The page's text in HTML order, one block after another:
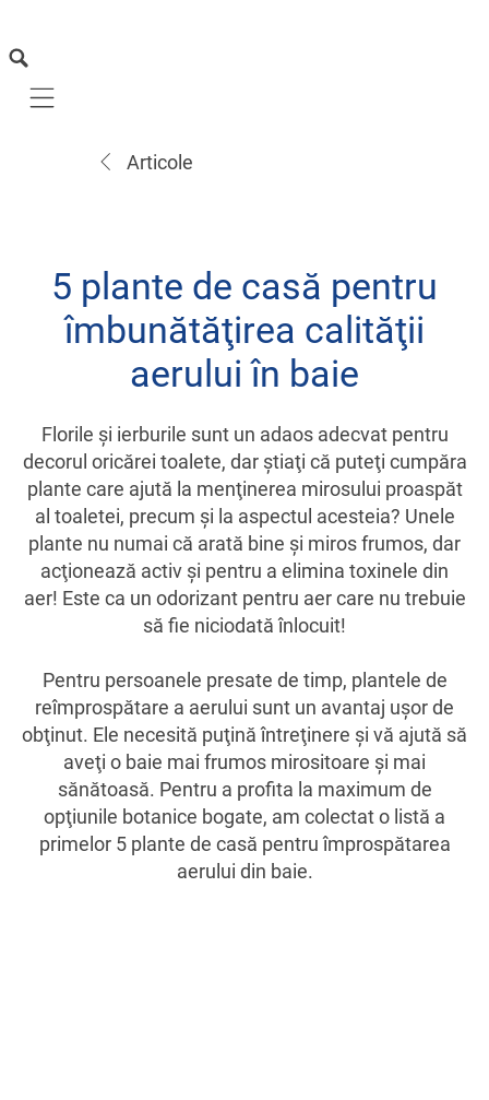
Mobile navigation
Articole
5 plante de casă pentru
îmbunătăţirea calităţii
aerului în baie
Florile şi ierburile sunt un adaos adecvat pentru
decorul oricărei toalete, dar ştiaţi că puteţi cumpăra
plante care ajută la menţinerea mirosului proaspăt
al toaletei, precum şi la aspectul acesteia? Unele
plante nu numai că arată bine şi miros frumos, dar
acţionează activ şi pentru a elimina toxinele din
aer! Este ca un odorizant pentru aer care nu trebuie
să fie niciodată înlocuit!
Pentru persoanele presate de timp, plantele de
reîmprospătare a aerului sunt un avantaj uşor de
obţinut. Ele necesită puţină întreţinere şi vă ajută să
aveţi o baie mai frumos mirositoare şi mai
sănătoasă. Pentru a profita la maximum de
opţiunile botanice bogate, am colectat o listă a
primelor 5 plante de casă pentru împrospătarea
aerului din baie.